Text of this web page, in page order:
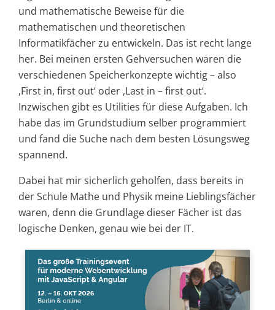
und mathematische Beweise für die
mathematischen und theoretischen
Informatikfächer zu entwickeln. Das ist recht lange
her. Bei meinen ersten Gehversuchen waren die
verschiedenen Speicherkonzepte wichtig – also
‚First in, first out‘ oder ‚Last in – first out‘.
Inzwischen gibt es Utilities für diese Aufgaben. Ich
habe das im Grundstudium selber programmiert
und fand die Suche nach dem besten Lösungsweg
spannend.
Dabei hat mir sicherlich geholfen, dass bereits in
der Schule Mathe und Physik meine Lieblingsfächer
waren, denn die Grundlage dieser Fächer ist das
logische Denken, genau wie bei der IT.